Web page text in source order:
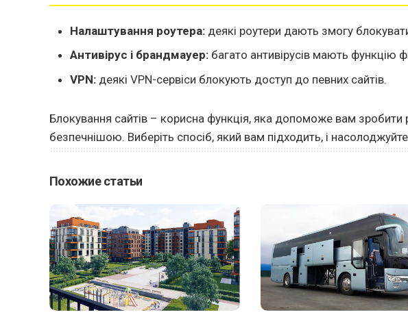
Налаштування роутера: деякі роутери дають змогу
Антивірус і брандмауер: багато антивірусів мають функцію
VPN: деякі VPN-сервіси блокують доступ до певних сайтів.
Блокування сайтів – корисна функція, яка допоможе вам зробити
безпечнішою. Виберіть спосіб, який вам підходить, і
Похожие статьи